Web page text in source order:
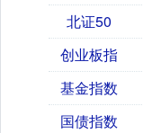
北证50
创业板指
基金指数
国债指数